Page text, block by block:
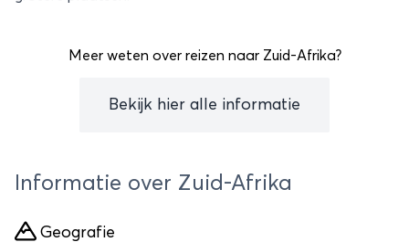
Meer weten over reizen naar Zuid-Afrika?
Bekijk hier alle informatie
Informatie over Zuid-Afrika
Geografie